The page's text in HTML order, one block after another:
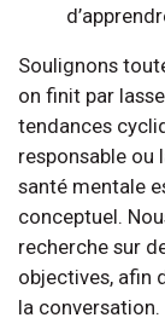
Soulignons
on finit par
tendances
responsable ou
santé mentale
conceptuel.
recherche sur
objectives, afin
la conversation.